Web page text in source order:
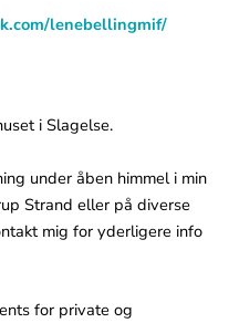
lenebellingmif/
i Slagelse.
under åben himmel i min
Strand eller på diverse
mig for yderligere info
for private og